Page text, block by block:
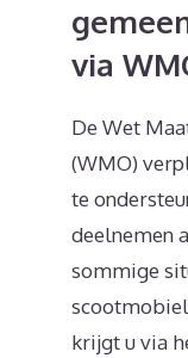
via
De Wet
(WMO)
te
deelnemen
sommige
krijgt u via